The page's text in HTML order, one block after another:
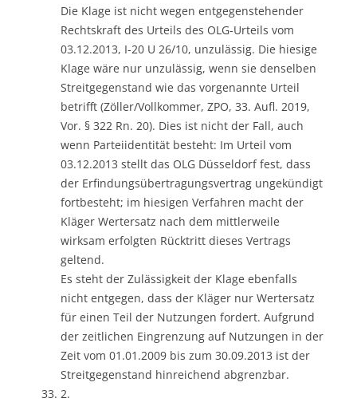
Die Klage ist nicht wegen entgegenstehender
Rechtskraft des Urteils des OLG-Urteils vom
03.12.2013, I-20 U 26/10, unzulässig. Die hiesige
Klage wäre nur unzulässig, wenn sie denselben
Streitgegenstand wie das vorgenannte Urteil
betrifft (Zöller/Vollkommer, ZPO, 33. Aufl. 2019,
Vor. § 322 Rn. 20). Dies ist nicht der Fall, auch
wenn Parteiidentität besteht: Im Urteil vom
03.12.2013 stellt das OLG Düsseldorf fest, dass
der Erfindungsübertragungsvertrag ungekündigt
fortbesteht; im hiesigen Verfahren macht der
Kläger Wertersatz nach dem mittlerweile
wirksam erfolgten Rücktritt dieses Vertrags
geltend.
Es steht der Zulässigkeit der Klage ebenfalls
nicht entgegen, dass der Kläger nur Wertersatz
für einen Teil der Nutzungen fordert. Aufgrund
der zeitlichen Eingrenzung auf Nutzungen in der
Zeit vom 01.01.2009 bis zum 30.09.2013 ist der
Streitgegenstand hinreichend abgrenzbar.
2.